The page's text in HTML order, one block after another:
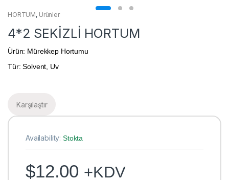
HORTUM, Ürünler
4*2 SEKİZLİ HORTUM
Ürün: Mürekkep Hortumu
Tür: Solvent, Uv
Karşılaştır
Availability:Stokta
$12.00 +KDV